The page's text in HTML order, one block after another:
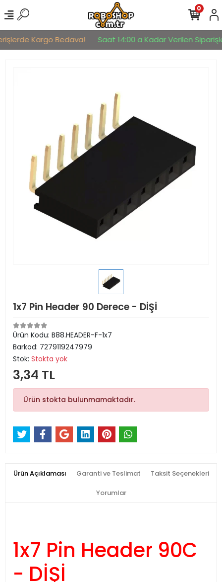
Kargo Bedava! Saat 14:00 a Kadar Verilen
0
1x7 Pin Header 90 Derece - DİŞİ
Ürün Kodu: B88.HEADER-F-1x7
Barkod: 7279119247979
Stok: Stokta yok
3,34 TL
Ürün stokta bulunmamaktadır.
Ürün Açıklaması Garanti ve Teslimat Taksit Seçenekleri
Yorumlar
1x7 Pin Header 90C
- DİŞİ